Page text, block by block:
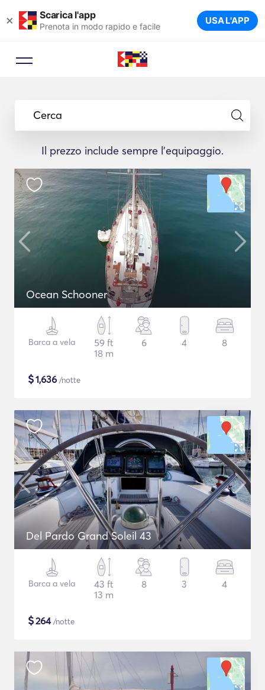
× Scarica l'app
Prenota in modo rapido e facile USA L'APP
Cerca
Il prezzo include sempre l'equipaggio.
Ocean Schooner
Barca a vela
59 ft
18 m
6 4 8
$1,636 /notte
Del Pardo Grand Soleil 43
Barca a vela
43 ft
13 m
8 3 4
$264/notte